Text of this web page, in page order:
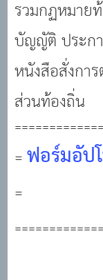
ต่างๆ ที่เกี่ยวกับ
รวมกฏหมาย
บัญญัติ ประก
หนังสือสั่งกา
ส่วนท้องถิ่น
=ฟอร์มอัป
=